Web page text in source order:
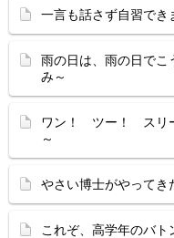
一言も話さず自習で
雨の日は、雨の日で
み～
ワン！ ツー！ スリ
～
やさい博士がやって
これぞ、高学年のバ